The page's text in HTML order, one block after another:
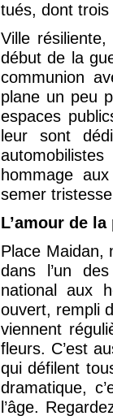
tués, dont
Ville
début de la
communion
plane un peu
espaces
leur sont
hommage
semer
L’amour de
Place Maidan,
dans l’un
national aux
ouvert, rempli
viennent
fleurs. C’est
qui défilent
dramatique,
l’âge.